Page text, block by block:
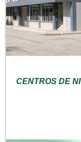
CENTROS DE